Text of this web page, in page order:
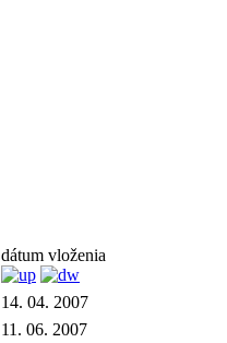
dátum vloženia
14. 04. 2007
11. 06. 2007